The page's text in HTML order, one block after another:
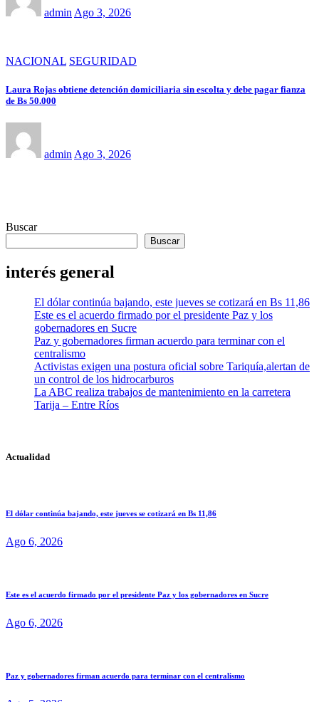
admin Ago 3, 2026
NACIONAL SEGURIDAD
Laura Rojas obtiene detención domiciliaria sin escolta y debe pagar fianza
de Bs 50.000
admin Ago 3, 2026
Buscar
Buscar
interés general
El dólar continúa bajando, este jueves se cotizará en Bs 11,86
Este es el acuerdo firmado por el presidente Paz y los
gobernadores en Sucre
Paz y gobernadores firman acuerdo para terminar con el
centralismo
Activistas exigen una postura oficial sobre Tariquía,alertan de
un control de los hidrocarburos
La ABC realiza trabajos de mantenimiento en la carretera
Tarija – Entre Ríos
Actualidad
El dólar continúa bajando, este jueves se cotizará en Bs 11,86
Ago 6, 2026
Este es el acuerdo firmado por el presidente Paz y los gobernadores en Sucre
Ago 6, 2026
Paz y gobernadores firman acuerdo para terminar con el centralismo